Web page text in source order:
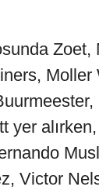
Zoet,
Moller
yer
Victor